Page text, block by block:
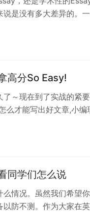
是没有多大差异的。一
高分So Easy!
～现在到了实战的紧
么才能写出好文章,小编
同学们怎么说
情况。虽然我们希望
防不测。作为大家在英